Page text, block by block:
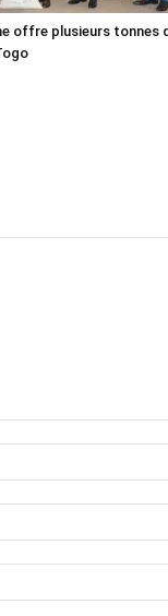
offre plusieurs tonnes